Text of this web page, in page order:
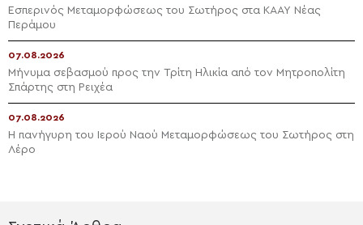
Εσπερινός Μεταμορφώσεως του Σωτήρος στα ΚΑΑΥ Νέας
Περάμου
07.08.2026
Μήνυμα σεβασμού προς την Τρίτη Ηλικία από τον Μητροπολίτη
Σπάρτης στη Ρειχέα
07.08.2026
Η πανήγυρη του Ιερού Ναού Μεταμορφώσεως του Σωτήρος στη
Λέρο